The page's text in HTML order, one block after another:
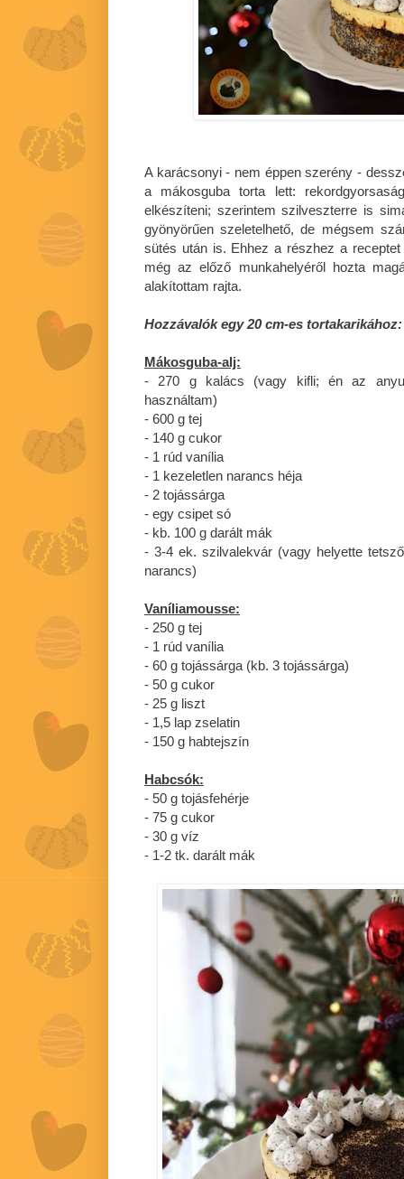
A karácsonyi - nem éppen szerény -
a mákosguba torta lett:
elkészíteni; szerintem szilveszterre is
gyönyörűen szeletelhető, de mégsem
sütés után is. Ehhez a részhez a
még az előző munkahelyéről hozta
alakítottam rajta.
Hozzávalók egy 20 cm-es tortakarikához:
Mákosguba-alj:
- 270 g kalács (vagy kifli; én az
használtam)
- 600 g tej
- 140 g cukor
- 1 rúd vanília
- 1 kezeletlen narancs héja
- 2 tojássárga
- egy csipet só
- kb. 100 g darált mák
- 3-4 ek. szilvalekvár (vagy helyette
narancs)
Vaníliamousse:
- 250 g tej
- 1 rúd vanília
- 60 g tojássárga (kb. 3 tojássárga)
- 50 g cukor
- 25 g liszt
- 1,5 lap zselatin
- 150 g habtejszín
Habcsók:
- 50 g tojásfehérje
- 75 g cukor
- 30 g víz
- 1-2 tk. darált mák